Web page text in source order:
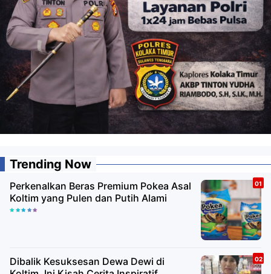
Trending Now
Perkenalkan Beras Premium Pokea Asal
Koltim yang Pulen dan Putih Alami
Dibalik Kesuksesan Dewa Dewi di